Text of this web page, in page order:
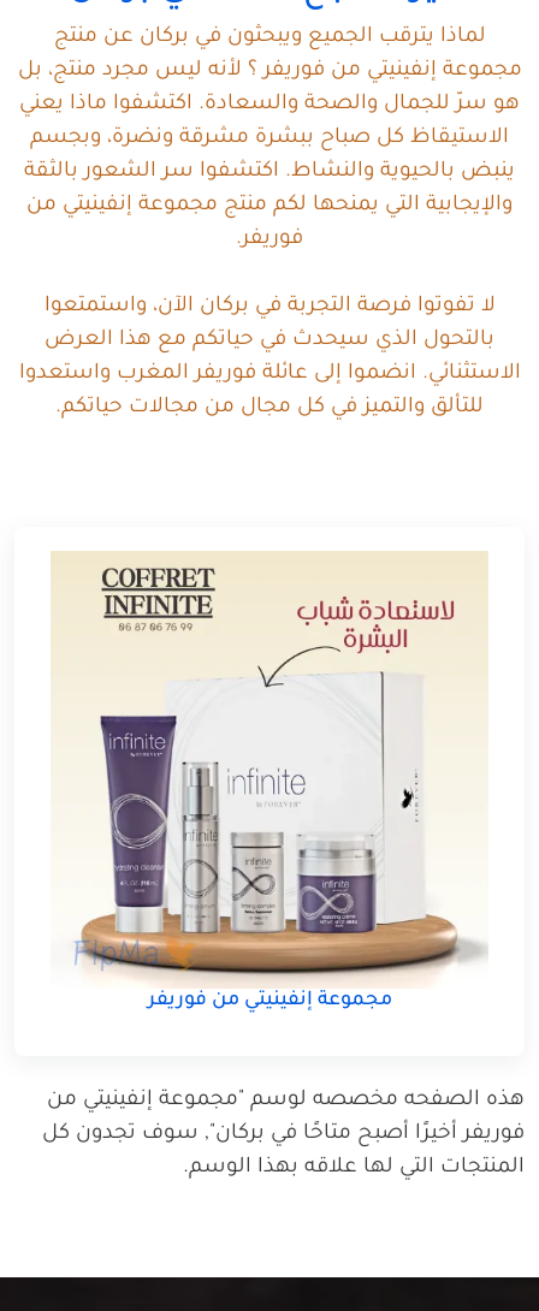
لماذا يترقب الجميع ويبحثون في بركان عن منتج
مجموعة إنفينيتي من فوريفر ؟ لأنه ليس مجرد منتج، بل
هو سرّ للجمال والصحة والسعادة. اكتشفوا ماذا يعني
الاستيقاظ كل صباح ببشرة مشرقة ونضرة، وبجسم
ينبض بالحيوية والنشاط. اكتشفوا سر الشعور بالثقة
والإيجابية التي يمنحها لكم منتج مجموعة إنفينيتي من
فوريفر.
لا تفوتوا فرصة التجربة في بركان الآن، واستمتعوا
بالتحول الذي سيحدث في حياتكم مع هذا العرض
الاستثنائي. انضموا إلى عائلة فوريفر المغرب واستعدوا
للتألق والتميز في كل مجال من مجالات حياتكم.
مجموعة إنفينيتي من فوريفر
هذه الصفحه مخصصه لوسم "مجموعة إنفينيتي من
فوريفر أخيرًا أصبح متاحًا في بركان", سوف تجدون كل
المنتجات التي لها علاقه بهذا الوسم.